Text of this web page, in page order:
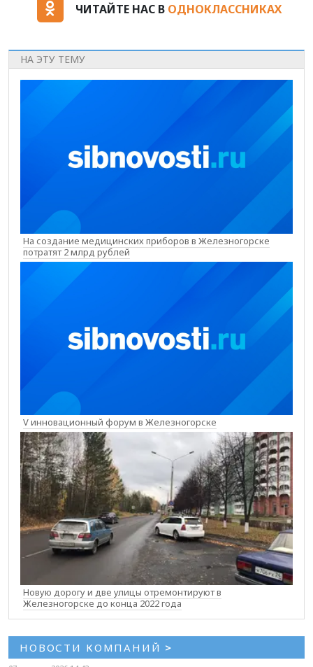
ЧИТАЙТЕ НАС В ОДНОКЛАССНИКАХ
НА ЭТУ ТЕМУ
На создание медицинских приборов в Железногорске
потратят 2 млрд рублей
V инновационный форум в Железногорске
Новую дорогу и две улицы отремонтируют в
Железногорске до конца 2022 года
НОВОСТИ КОМПАНИЙ >